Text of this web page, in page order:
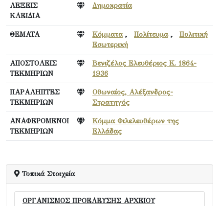
ΛΕΞΕΙΣ
ΚΛΕΙΔΙΑ
Δημοκρατία
ΘΕΜΑΤΑ Κόμματα, Πολίτευμα, Πολιτική
Εσωτερική
ΑΠΟΣΤΟΛΕΙΣ
ΤΕΚΜΗΡΙΩΝ
Βενιζέλος Ελευθέριος Κ. 1864-
1936
ΠΑΡΑΛΗΠΤΕΣ
ΤΕΚΜΗΡΙΩΝ
Οθωναίος, Αλέξανδρος-
Στρατηγός
ΑΝΑΦΕΡΟΜΕΝΟΙ
ΤΕΚΜΗΡΙΩΝ
Κόμμα Φιλελευθέρων της
Ελλάδας
Τοπικά Στοιχεία
ΟΡΓΑΝΙΣΜΟΣ ΠΡΟΕΛΕΥΣΗΣ ΑΡΧΕΙΟΥ